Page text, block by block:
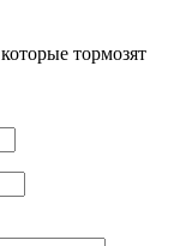
тормозят